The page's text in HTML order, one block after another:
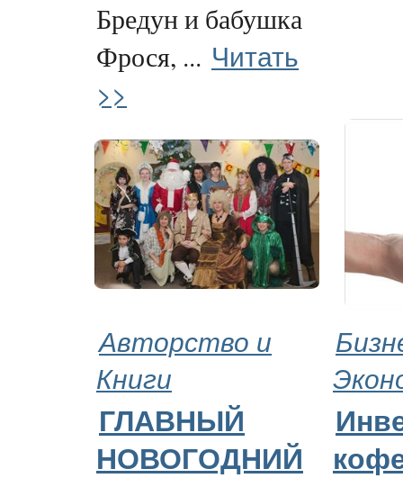
Бредун и бабушка
Фрося, ... Читать
>>
Авторство и
Книги
ГЛАВНЫЙ
НОВОГОДНИЙ